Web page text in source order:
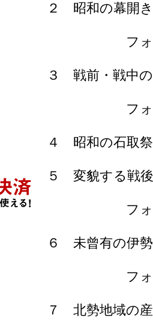
２ 昭和の幕開
フォトコ
３ 戦前・戦中
フォトコラ
４ 昭和の石取祭
５ 変貌する戦
フォトコラ
６ 未曾有の伊
フォトコラ
７ 北勢地域の